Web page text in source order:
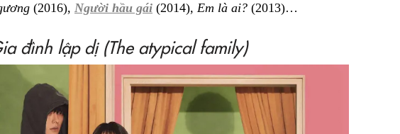
(2016), Người hầu gái (2014), Em là ai? (2013)…
đình lập dị (The atypical family)